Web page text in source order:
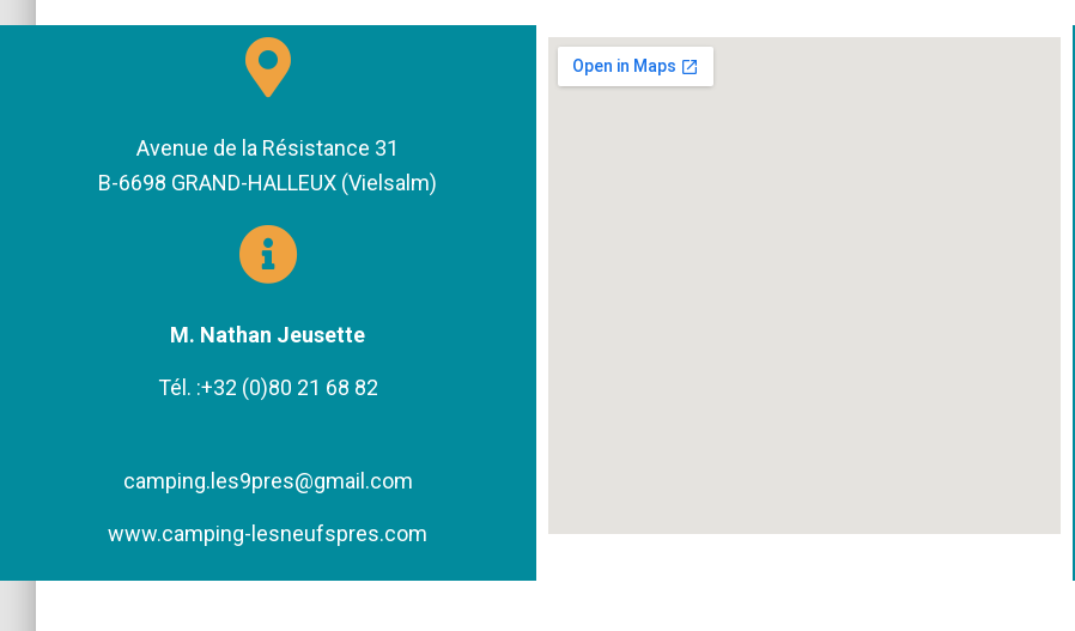
Avenue de la Résistance 31
B-6698 GRAND-HALLEUX (Vielsalm)
M. Nathan Jeusette
Tél. :+32 (0)80 21 68 82
camping.les9pres@gmail.com
www.camping-lesneufspres.com